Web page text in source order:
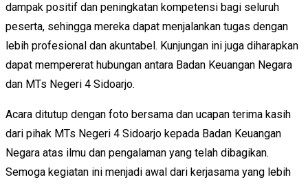
dampak positif dan peningkatan kompetensi bagi seluruh
peserta, sehingga mereka dapat menjalankan tugas dengan
lebih profesional dan akuntabel. Kunjungan ini juga diharapkan
dapat mempererat hubungan antara Badan Keuangan Negara
dan MTs Negeri 4 Sidoarjo.
Acara ditutup dengan foto bersama dan ucapan terima kasih
dari pihak MTs Negeri 4 Sidoarjo kepada Badan Keuangan
Negara atas ilmu dan pengalaman yang telah dibagikan.
Semoga kegiatan ini menjadi awal dari kerjasama yang lebih